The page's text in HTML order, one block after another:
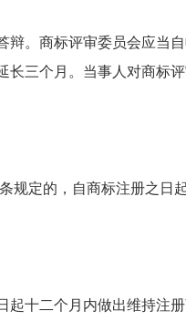
。商标评审委员会应当
三个月。当事人对商标评
定的，自商标注册之日
十二个月内做出维持注